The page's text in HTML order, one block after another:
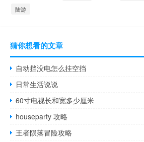
陆游
猜你想看的文章
自动挡没电怎么挂空挡
日常生活说说
60寸电视长和宽多少厘米
houseparty 攻略
王者陨落冒险攻略